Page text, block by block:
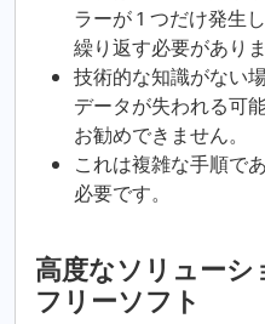
ラーが 1 つだけ発生
繰り返す必要がありま
技術的な知識がない
データが失われる可
お勧めできません。
これは複雑な手順で
必要です。
高度なソリューシ
フリーソフト